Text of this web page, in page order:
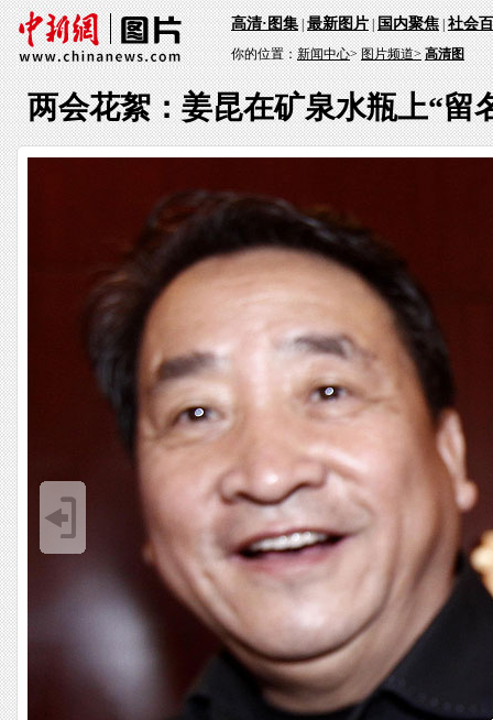
高清·图集|最新图片|国内聚焦|社会
你的位置：新闻中心>图片频道> 高清图
两会花絮：姜昆在矿泉水瓶上“留